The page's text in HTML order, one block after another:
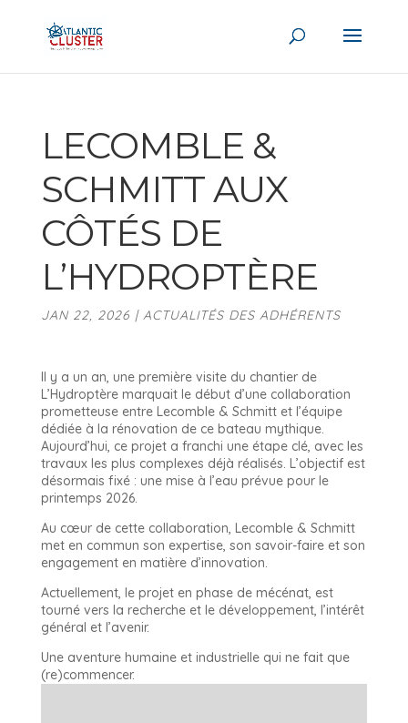
LECOMBLE &
SCHMITT AUX
CÔTÉS DE
L’HYDROPTÈRE
JAN 22, 2026 | ACTUALITÉS DES ADHÉRENTS
Il y a un an, une première visite du chantier de
L’Hydroptère marquait le début d’une collaboration
prometteuse entre Lecomble & Schmitt et l’équipe
dédiée à la rénovation de ce bateau mythique.
Aujourd’hui, ce projet a franchi une étape clé, avec les
travaux les plus complexes déjà réalisés. L’objectif est
désormais fixé : une mise à l’eau prévue pour le
printemps 2026.
Au cœur de cette collaboration, Lecomble & Schmitt
met en commun son expertise, son savoir-faire et son
engagement en matière d’innovation.
Actuellement, le projet en phase de mécénat, est
tourné vers la recherche et le développement, l’intérêt
général et l’avenir.
Une aventure humaine et industrielle qui ne fait que
(re)commencer.